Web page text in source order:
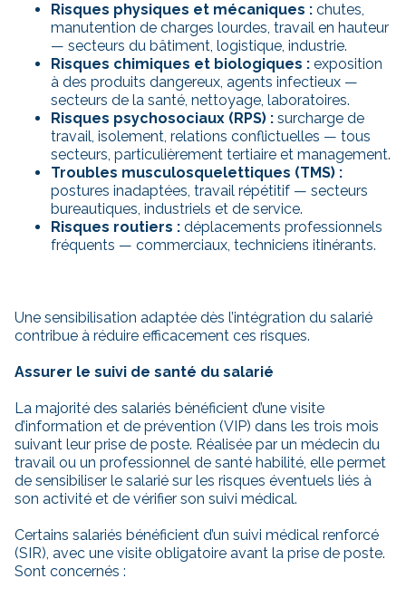
Risques physiques et mécaniques : chutes,
manutention de charges lourdes, travail en hauteur
— secteurs du bâtiment, logistique, industrie.
Risques chimiques et biologiques : exposition
à des produits dangereux, agents infectieux —
secteurs de la santé, nettoyage, laboratoires.
Risques psychosociaux (RPS) : surcharge de
travail, isolement, relations conflictuelles — tous
secteurs, particulièrement tertiaire et management.
Troubles musculosquelettiques (TMS) :
postures inadaptées, travail répétitif — secteurs
bureautiques, industriels et de service.
Risques routiers : déplacements professionnels
fréquents — commerciaux, techniciens itinérants.
Une sensibilisation adaptée dès l’intégration du salarié
contribue à réduire efficacement ces risques.
Assurer le suivi de santé du salarié
La majorité des salariés bénéficient d’une visite
d’information et de prévention (VIP) dans les trois mois
suivant leur prise de poste. Réalisée par un médecin du
travail ou un professionnel de santé habilité, elle permet
de sensibiliser le salarié sur les risques éventuels liés à
son activité et de vérifier son suivi médical.
Certains salariés bénéficient d’un suivi médical renforcé
(SIR), avec une visite obligatoire avant la prise de poste.
Sont concernés :